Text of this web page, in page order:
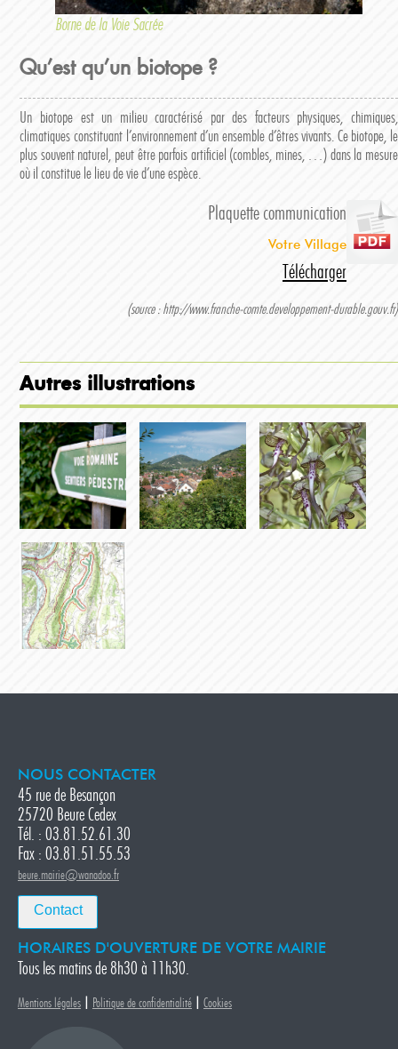
Borne de la Voie Sacrée
Qu’est qu’un biotope ?
Un biotope est un milieu caractérisé par des facteurs physiques, chimiques,
climatiques constituant l’environnement d’un ensemble d’êtres vivants. Ce biotope, le
plus souvent naturel, peut être parfois artificiel (combles, mines, …) dans la mesure
où il constitue le lieu de vie d’une espèce.
Plaquette communication
Votre Village
Télécharger
(source : http://www.franche-comte.developpement-durable.gouv.fr)
Autres illustrations
NOUS CONTACTER
45 rue de Besançon
25720 Beure Cedex
Tél. : 03.81.52.61.30
Fax : 03.81.51.55.53
beure.mairie@wanadoo.fr
Contact
HORAIRES D'OUVERTURE DE VOTRE MAIRIE
Tous les matins de 8h30 à 11h30.
Mentions légales | Politique de confidentialité | Cookies